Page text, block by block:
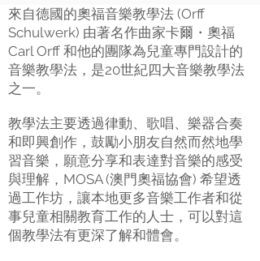
來自德國的奧福音樂教學法 (Orff
Schulwerk) 由著名作曲家卡爾・奧福
Carl Orff 和他的團隊為兒童專門設計的
音樂教學法，是20世紀四大音樂教學法
之一。
教學法主要透過律動、歌唱、樂器合奏
和即興創作，鼓勵小朋友自然而然地學
習音樂，願意分享和表達對音樂的感受
與理解，MOSA (澳門奧福協會) 希望透
過工作坊，讓本地更多音樂工作者和從
事兒童相關教育工作的人士，可以對這
個教學法有更深了解和體會。